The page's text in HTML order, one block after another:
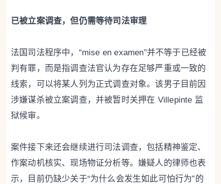
已被立案调查，但仍需等待司法审理
法国司法程序中，“mise en examen”并不等于已经被
判有罪，而是指调查法官认为存在足够严重或一致的
线索，可以将某人列为正式调查对象。该男子目前因
涉嫌谋杀被立案调查，并被暂时关押在 Villepinte 监
狱候审。
案件接下来还会继续进行司法调查，包括精神鉴定、
作案动机核实、现场物证分析等。嫌疑人的律师也表
示，目前仍缺少关于“为什么会发生如此可怕行为”的